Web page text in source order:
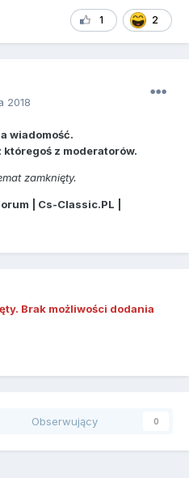
1 2
2018
wiadomość.
któregoś z moderatorów.
zamknięty.
| Cs-Classic.PL |
Brak możliwości dodania
Obserwujący 0